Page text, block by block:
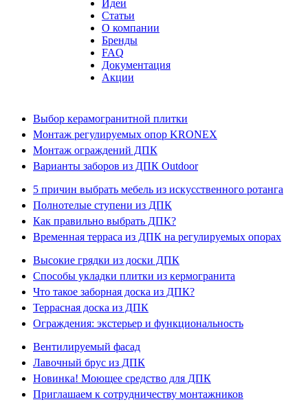
Идеи
Статьи
О компании
Бренды
FAQ
Документация
Акции
Выбор керамогранитной плитки
Монтаж регулируемых опор KRONEX
Монтаж ограждений ДПК
Варианты заборов из ДПК Outdoor
5 причин выбрать мебель из искусственного ротанга
Полнотелые ступени из ДПК
Как правильно выбрать ДПК?
Временная терраса из ДПК на регулируемых опорах
Высокие грядки из доски ДПК
Способы укладки плитки из кермогранита
Что такое заборная доска из ДПК?
Террасная доска из ДПК
Ограждения: экстерьер и функциональность
Вентилируемый фасад
Лавочный брус из ДПК
Новинка! Моющее средство для ДПК
Приглашаем к сотрудничеству монтажников